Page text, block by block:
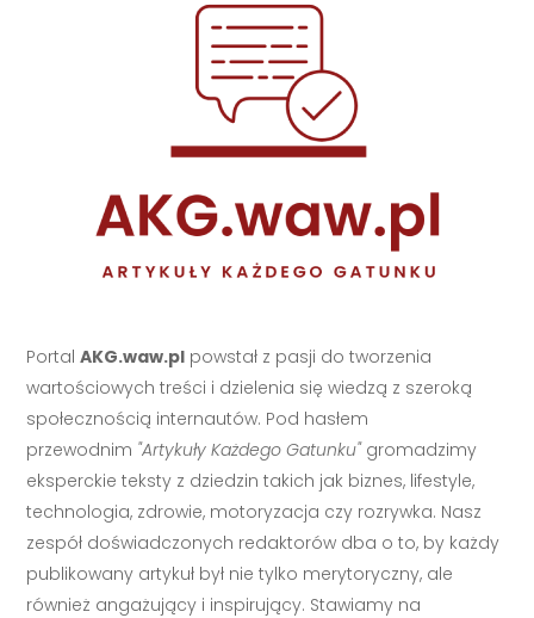
PortalAKG.waw.pl powstał z pasji do tworzenia
wartościowych treści i dzielenia się wiedzą z szeroką
społecznością internautów. Pod hasłem
przewodnim "Artykuły Każdego Gatunku"gromadzimy
eksperckie teksty z dziedzin takich jak biznes, lifestyle,
technologia, zdrowie, motoryzacja czy rozrywka. Nasz
zespół doświadczonych redaktorów dba o to, by każdy
publikowany artykuł był nie tylko merytoryczny, ale
również angażujący i inspirujący. Stawiamy na